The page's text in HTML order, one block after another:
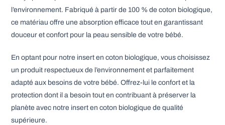
l’environnement. Fabriqué à partir de 100 % de coton biologique,
ce matériau offre une absorption efficace tout en garantissant
douceur et confort pour la peau sensible de votre bébé.
En optant pour notre insert en coton biologique, vous choisissez
un produit respectueux de l’environnement et parfaitement
adapté aux besoins de votre bébé. Offrez-lui le confort et la
protection dont il a besoin tout en contribuant à préserver la
planète avec notre insert en coton biologique de qualité
supérieure.